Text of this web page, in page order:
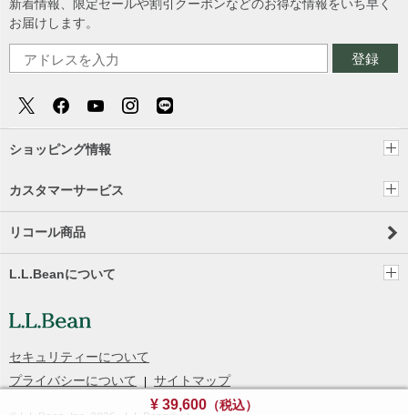
¥ 39,600 （税込）
新着情報、限定セールや割引クーポンなどのお得な情報をいち早く
お届けします。
登録
ショッピング情報
カスタマーサービス
リコール商品
L.L.Beanについて
セキュリティーについて
プライバシーについて
サイトマップ